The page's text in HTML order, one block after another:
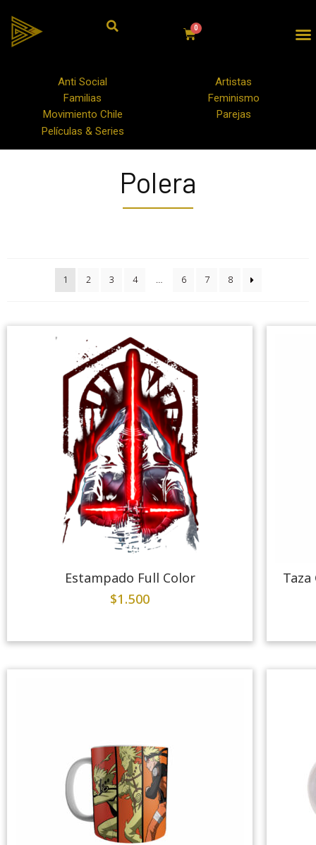
Anti Social
Artistas
Familias
Feminismo
Movimiento Chile
Parejas
Películas & Series
Polera
1 2 3 4 … 6 7 8
Estampado Full Color
$1.500
Taza